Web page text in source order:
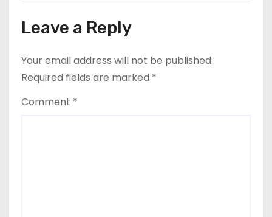
Leave a Reply
Your email address will not be published.
Required fields are marked *
Comment *